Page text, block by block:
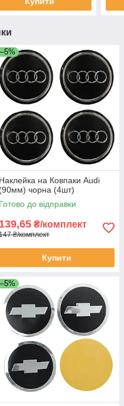
–5%
Наклейка на Ковпаки Audi
(90мм) чорна (4шт)
Готово до відправки
139,65 ₴/комплект
₴/комплект
Купити
–5%